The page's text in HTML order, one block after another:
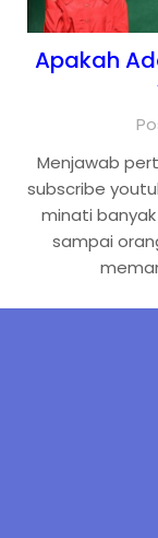
Apakah
Menjawab
subscribe
minati banyak
sampai